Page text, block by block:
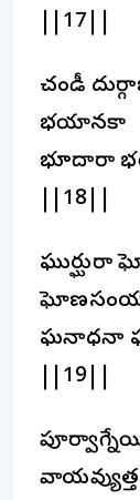
||17||
చండీ
భయానకా
భూదారా
||18||
ఘనాధనా
||19||